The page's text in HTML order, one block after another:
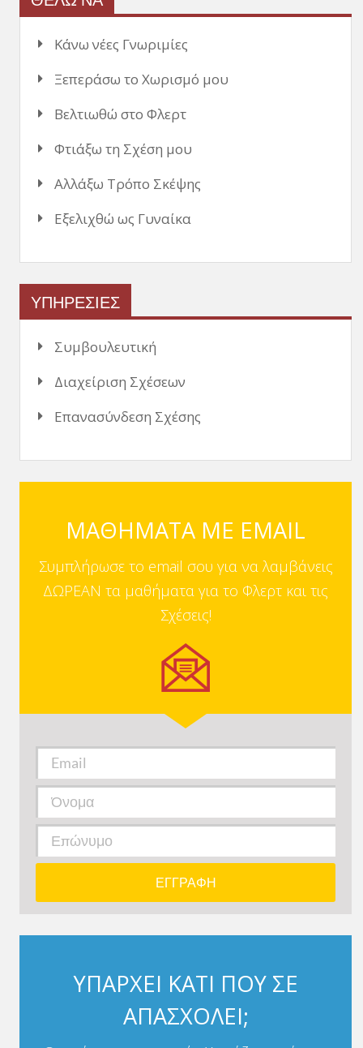
Κάνω νέες Γνωριμίες
Ξεπεράσω το Χωρισμό μου
Βελτιωθώ στο Φλερτ
Φτιάξω τη Σχέση μου
Αλλάξω Τρόπο Σκέψης
Εξελιχθώ ως Γυναίκα
ΥΠΗΡΕΣΙΕΣ
Συμβουλευτική
Διαχείριση Σχέσεων
Επανασύνδεση Σχέσης
ΜΑΘΗΜΑΤΑ ΜΕ EMAIL
Συμπλήρωσε το email σου για να λαμβάνεις
ΔΩΡΕΑΝ τα μαθήματα για το Φλερτ και τις
Σχέσεις!
ΥΠΑΡΧΕΙ ΚΑΤΙ ΠΟΥ ΣΕ
ΑΠΑΣΧΟΛΕΙ;